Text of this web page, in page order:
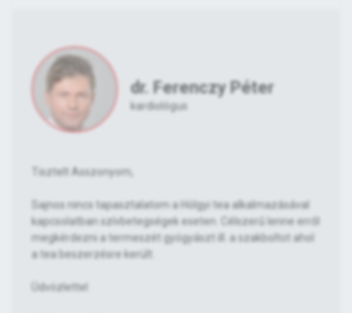
dr. Ferenczy Péter
kardiológus
Tisztelt Asszonyom,
Sajnos nincs tapasztalatom a Hölgyi tea alkalmazásával
kapcsolatban szívbetegségek eseten. Célszerű lenne erről
megkérdezni a termeszét gyógyászt ill. a szakboltot ahol
a tea beszerzésre került.
Üdvözlettel